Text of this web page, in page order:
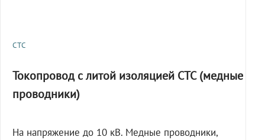
СТС
Токопровод с литой изоляцией СТС (медные
проводники)
На напряжение до 10 кВ. Медные проводники,